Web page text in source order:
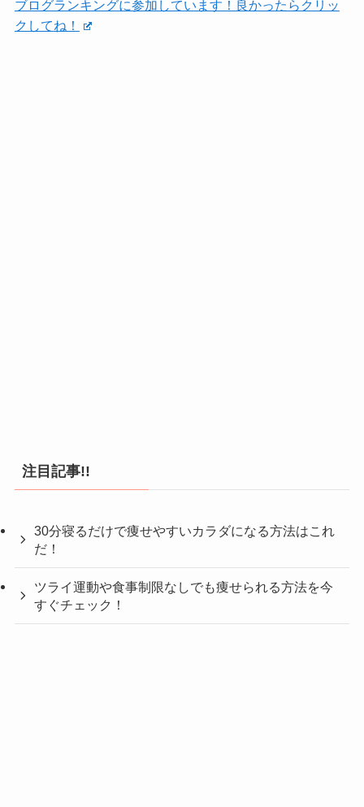
ブログランキングに参加しています！良かったらクリッ
クしてね！
注目記事!!
30分寝るだけで痩せやすいカラダになる方法はこれ
だ！
ツライ運動や食事制限なしでも痩せられる方法を今
すぐチェック！